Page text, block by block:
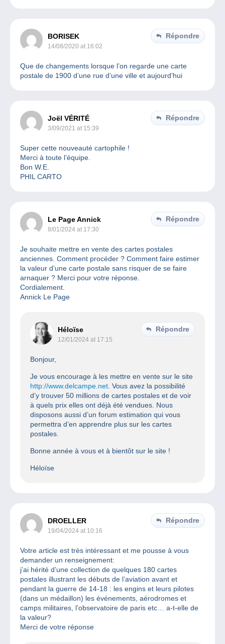
BORISEK
14/08/2020 at 16:02
Répondre
Que de changements lorsque l’on regarde une carte
postale de 1900 d’une rue d’une ville et aujourd’hui
Joël VÉRITÉ
3/09/2021 at 15:39
Répondre
Super cette nouveauté cartophile !
Merci à toute l’équipe.
Bon W.E.
PHIL CARTO
Le Page Annick
8/01/2024 at 17:30
Répondre
Je souhaite mettre en vente des cartes postales
anciennes. Comment procéder ? Comment faire estimer
la valeur d’une carte postale sans risquer de se faire
arnaquer ? Merci pour votre réponse.
Cordialement.
Annick Le Page
Héloïse
12/01/2024 at 17:15
Répondre
Bonjour,
Je vous encourage à les mettre en vente sur le site
http://www.delcampe.net . Vous avez la possibilité
d’y trouver 50 millions de cartes postales et de voir
à quels prix elles ont déjà été vendues. Nous
disposons aussi d’un forum estimation qui vous
permettra d’en apprendre plus sur les cartes
postales.
Bonne année à vous et à bientôt sur le site !
Héloïse
DROELLER
19/04/2024 at 10:16
Répondre
Votre article est très intéressant et me pousse à vous
demander un renseignement:
j’ai hérité d’une collection de quelques 180 cartes
postales illustrant les débuts de l’aviation avant et
pendant la guerre de 14-18 : les engins et leurs pilotes
(dans un médaillon) les événements, aérodromes et
camps militaires, l’observatoire de paris etc… a-t-elle de
la valeur?
Merci de votre réponse